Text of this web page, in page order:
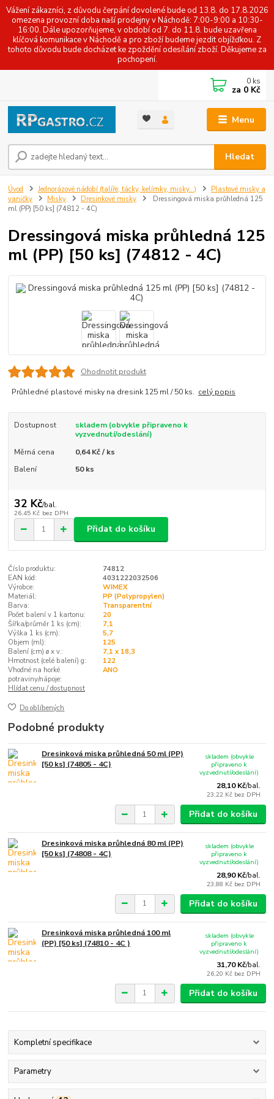
Vážení zákazníci, z důvodu čerpání dovolené bude od 13.8. do 17.8.2026
omezena provozní doba naší prodejny v Náchodě: 7:00-9:00 a 10:30-
16:00. Dále upozorňujeme, v období od 7. do 11.8. bude uzavřena
klíčová komunikace v Náchodě a pro zboží budeme jezdit objížďkou. Z
tohoto důvodu bude docházet ke zpoždění odesílání zboží. Děkujeme za
pochopení.
Menu
Hledat
0 ks
za 0 Kč
Úvod Jednorázové nádobí (talíře, tácky, kelímky, misky...)
Plastové misky a
vaničky
Misky Dresinkové misky
Dressingová miska průhledná 125
ml (PP) [50 ks] (74812 - 4C)
Dressingová miska průhledná 125
ml (PP) [50 ks] (74812 - 4C)
Ohodnotit produkt
Průhledné plastové misky na dresink 125 ml / 50 ks. celý popis
Dostupnost
skladem (obvykle připraveno k
vyzvednutí/odeslání)
Měrná cena
0,64 Kč / ks
Balení
50 ks
32 Kč/bal.
26,45 Kč bez DPH
Přidat do košíku
Číslo produktu:
74812
EAN kód:
4031222032506
Výrobce:
WIMEX
Materiál:
PP (Polypropylen)
Barva:
Transparentní
Počet balení v 1 kartonu:
20
Šířka/průměr 1 ks (cm):
7,1
Výška 1 ks (cm):
5,7
Objem (ml):
125
Balení (cm) ø x v.:
7,1 x 18,3
Hmotnost (celé balení) g:
122
Vhodné na horké
potraviny/nápoje:
ANO
Hlídat cenu / dostupnost
Do oblíbených
Podobné produkty
Dresinková miska průhledná 50 ml (PP)
[50 ks] (74805 - 4C)
28,10 Kč/bal.
23,22 Kč bez DPH
skladem (obvykle
připraveno k
vyzvednutí/odeslání)
Přidat do košíku
Dresinková miska průhledná 80 ml (PP)
[50 ks] (74808 - 4C)
28,90 Kč/bal.
23,88 Kč bez DPH
skladem (obvykle
připraveno k
vyzvednutí/odeslání)
Přidat do košíku
Dresinková miska průhledná 100 ml
(PP) [50 ks] (74810 - 4C )
31,70 Kč/bal.
26,20 Kč bez DPH
skladem (obvykle
připraveno k
vyzvednutí/odeslání)
Přidat do košíku
Kompletní specifikace
Parametry